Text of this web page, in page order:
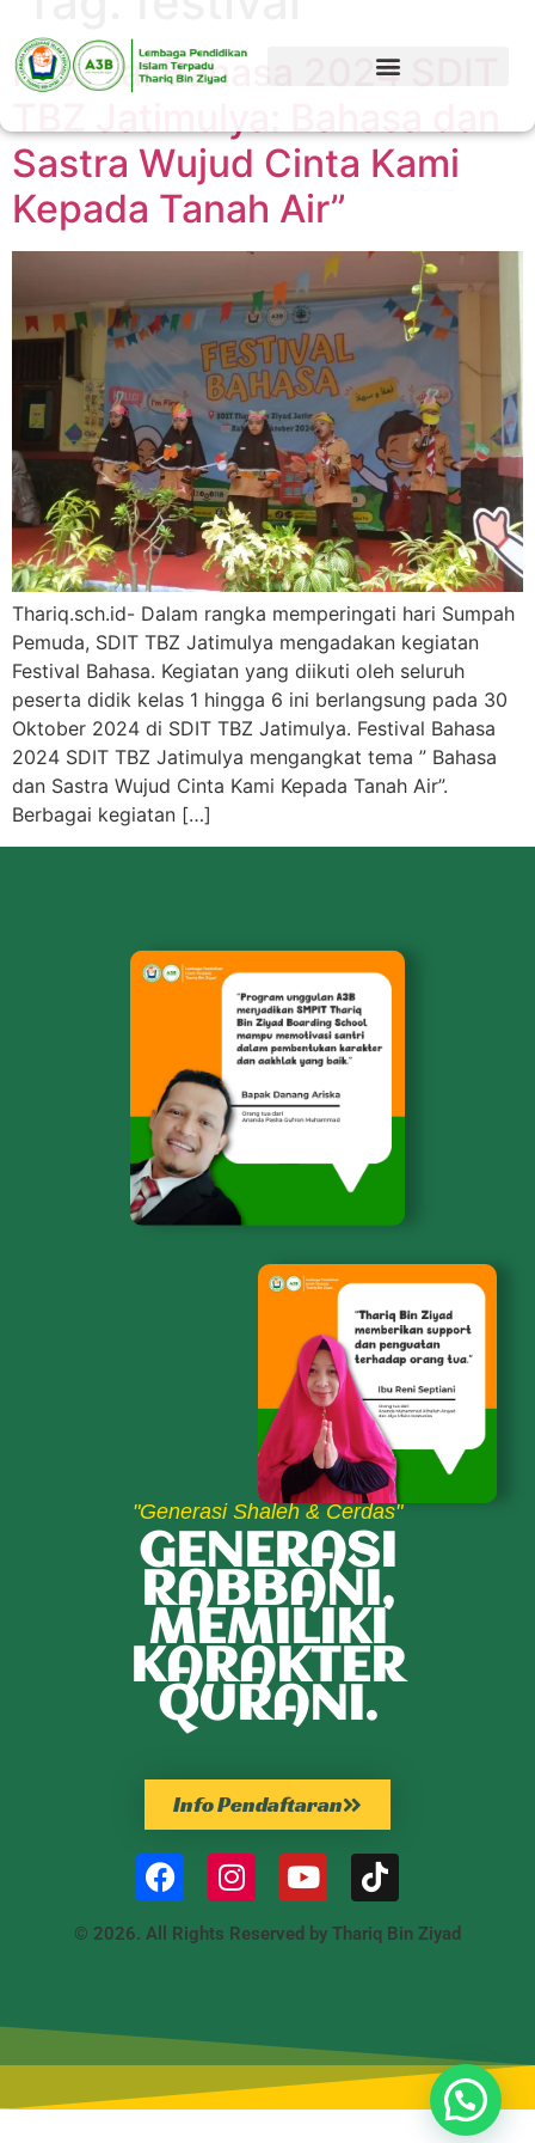
Festival Bahasa 2024 SDIT
Sastra Wujud Cinta Kami
Kepada Tanah Air”
Thariq.sch.id- Dalam rangka memperingati hari Sumpah
Pemuda, SDIT TBZ Jatimulya mengadakan kegiatan
Festival Bahasa. Kegiatan yang diikuti oleh seluruh
peserta didik kelas 1 hingga 6 ini berlangsung pada 30
Oktober 2024 di SDIT TBZ Jatimulya. Festival Bahasa
2024 SDIT TBZ Jatimulya mengangkat tema ” Bahasa
dan Sastra Wujud Cinta Kami Kepada Tanah Air”.
Berbagai kegiatan […]
"Generasi Shaleh & Cerdas"
GENERASI
RABBANI,
MEMILIKI
KARAKTER
QURANI.
Info Pendaftaran
© 2026. All Rights Reserved by Thariq Bin Ziyad